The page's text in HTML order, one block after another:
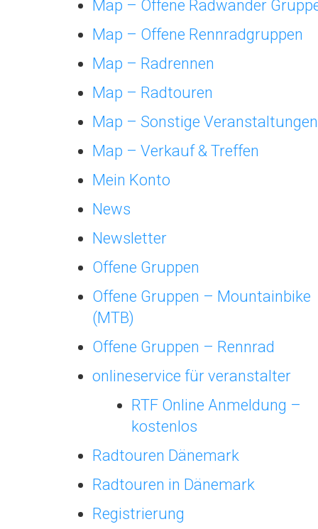
Map – Offene Radwander
Map – Offene Rennradgruppen
Map – Radrennen
Map – Radtouren
Map – Sonstige Veranstaltungen
Map – Verkauf & Treffen
Mein Konto
News
Newsletter
Offene Gruppen
Offene Gruppen – Mountainbike
(MTB)
Offene Gruppen – Rennrad
onlineservice für veranstalter
RTF Online Anmeldung –
kostenlos
Radtouren Dänemark
Radtouren in Dänemark
Registrierung